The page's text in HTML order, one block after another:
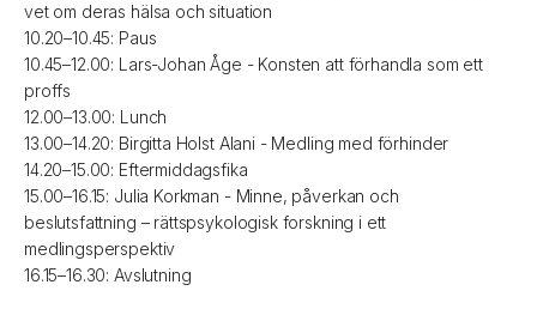
vet om deras hälsa och situation
10.20–10.45: Paus
10.45–12.00: Lars-Johan Åge - Konsten att förhandla som ett
proffs
12.00–13.00: Lunch
13.00–14.20: Birgitta Holst Alani - Medling med förhinder
14.20–15.00: Eftermiddagsfika
15.00–16.15: Julia Korkman - Minne, påverkan och
beslutsfattning – rättspsykologisk forskning i ett
medlingsperspektiv
16.15–16.30: Avslutning